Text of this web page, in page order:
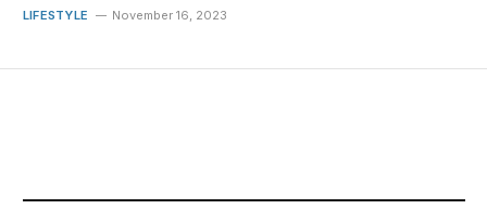
LIFESTYLE November 16, 2023